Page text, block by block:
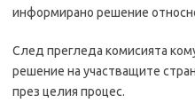
информирано решение
След прегледа комисията
решение на участващите
през целия процес.